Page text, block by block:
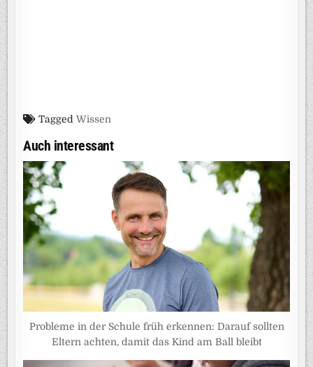
TaggedWissen
Auch interessant
Probleme in der Schule früh erkennen: Darauf sollten
Eltern achten, damit das Kind am Ball bleibt